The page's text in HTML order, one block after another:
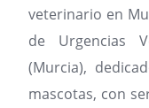
veterinario en
de Urgencias
(Murcia),
mascotas, con